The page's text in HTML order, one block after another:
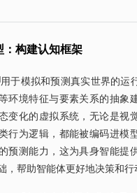
：构建认知框架
用于模拟和预测真实世界的运
环境特征与要素关系的抽象
变化的虚拟系统，无论是视
行为逻辑，都能被编码进模
预测能力，这为具身智能提
，帮助智能体更好地决策和行